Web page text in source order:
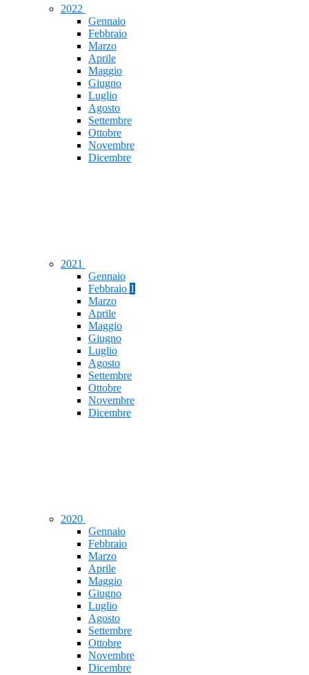
2022
Gennaio
Febbraio
Marzo
Aprile
Maggio
Giugno
Luglio
Agosto
Settembre
Ottobre
Novembre
Dicembre
2021
Gennaio
Febbraio 1
Marzo
Aprile
Maggio
Giugno
Luglio
Agosto
Settembre
Ottobre
Novembre
Dicembre
2020
Gennaio
Febbraio
Marzo
Aprile
Maggio
Giugno
Luglio
Agosto
Settembre
Ottobre
Novembre
Dicembre